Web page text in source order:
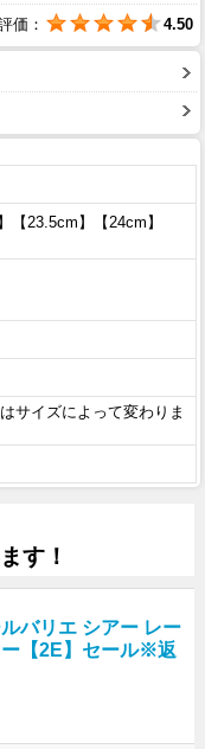
価： 4.50
【23.5cm】【24cm】
サイズによって変わりま
す！
バリエ シアー レー
【2E】セール※返